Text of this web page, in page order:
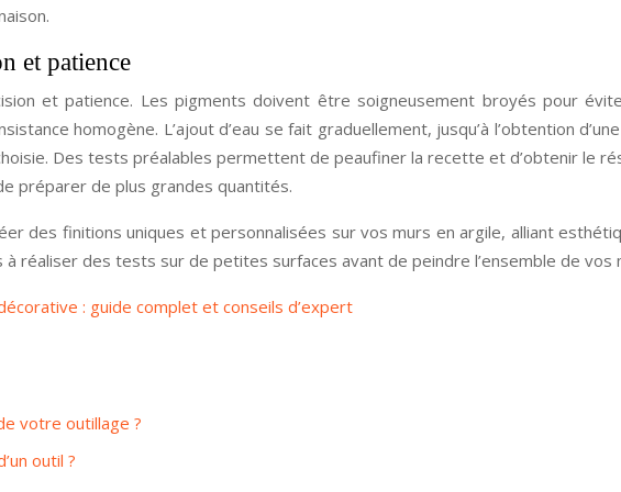
et patience
et patience. Les pigments doivent être soigneusement broyés pour
homogène. L’ajout d’eau se fait graduellement, jusqu’à l’obtention
Des tests préalables permettent de peaufiner la recette et d’obtenir le
préparer de plus grandes quantités.
des finitions uniques et personnalisées sur vos murs en argile, alliant
à réaliser des tests sur de petites surfaces avant de peindre l’ensemble de vos
: guide complet et conseils d’expert
votre outillage ?
outil ?